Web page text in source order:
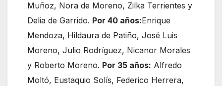
Muñoz, Nora de Moreno, Zilka Terrientes y
Delia de Garrido. Por 40 años:Enrique
Mendoza, Hildaura de Patiño, José Luis
Moreno, Julio Rodríguez, Nicanor Morales
y Roberto Moreno. Por 35 años: Alfredo
Moltó, Eustaquio Solís, Federico Herrera,